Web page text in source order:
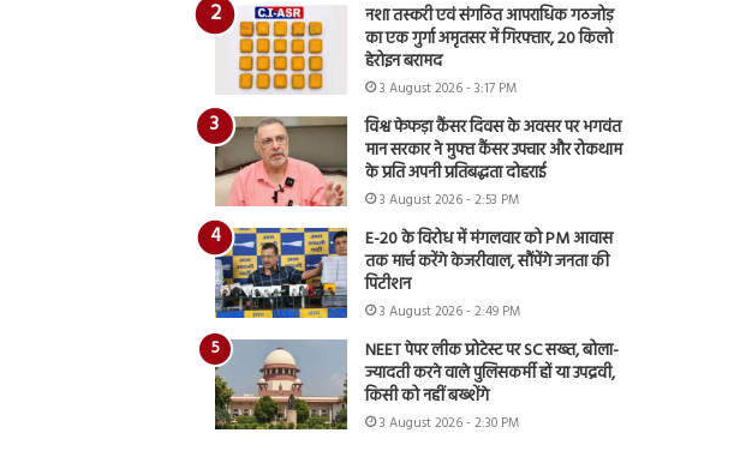
नशा तस्करी एवं संगठित आपराधिक गठजोड़
का एक गुर्गा अमृतसर में गिरफ्तार, 20 किलो
हेरोइन बरामद
3 August 2026 - 3:17 PM
विश्व फेफड़ा कैंसर दिवस के अवसर पर भगवंत
मान सरकार ने मुफ्त कैंसर उपचार और रोकथाम
के प्रति अपनी प्रतिबद्धता दोहराई
3 August 2026 - 2:53 PM
E-20 के विरोध में मंगलवार को PM आवास
तक मार्च करेंगे केजरीवाल, सौंपेंगे जनता की
पिटीशन
3 August 2026 - 2:49 PM
NEET पेपर लीक प्रोटेस्ट पर SC सख्त, बोला-
ज्यादती करने वाले पुलिसकर्मी हों या उपद्रवी,
किसी को नहीं बख्शेंगे
3 August 2026 - 2:30 PM